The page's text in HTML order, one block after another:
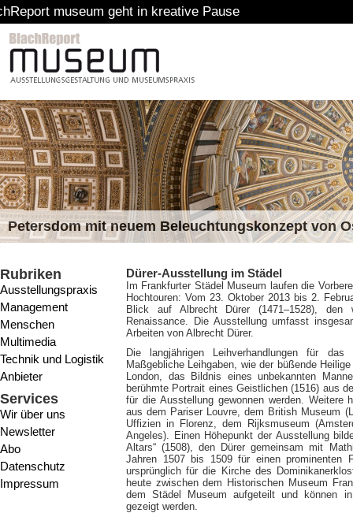
geht in kreative Pause
Petersdom mit neuem Beleuchtungskonzept von
Rubriken
Ausstellungspraxis
Management
Menschen
Multimedia
Technik und Logistik
Anbieter
Services
Wir über uns
Newsletter
Abo
Datenschutz
Impressum
Dürer-Ausstellung im Städel
Im Frankfurter Städel Museum laufen die
Hochtouren: Vom 23. Oktober 2013 bis 2.
Blick auf Albrecht Dürer (1471–1528), den
Renaissance. Die Ausstellung umfasst
Arbeiten von Albrecht Dürer.
Die langjährigen Leihverhandlungen für
Maßgebliche Leihgaben, wie der büßende
London, das Bildnis eines unbekannten
berühmte Portrait eines Geistlichen (1516) aus
für die Ausstellung gewonnen werden. Weitere
aus dem Pariser Louvre, dem British Museum
Uffizien in Florenz, dem Rijksmuseum
Angeles). Einen Höhepunkt der Ausstellung
Altars“ (1508), den Dürer gemeinsam mit
Jahren 1507 bis 1509 für einen prominenten
ursprünglich für die Kirche des
heute zwischen dem Historischen Museum
dem Städel Museum aufgeteilt und können
gezeigt werden.